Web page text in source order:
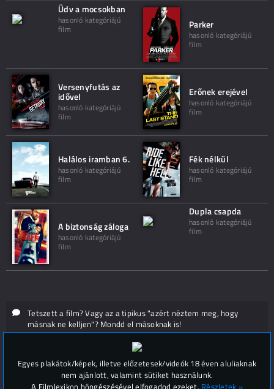
Üdv a mocsokban
hasonló kategóriájú
film Parker
hasonló kategóriájú
film
Versenyfutás az
idővel
hasonló kategóriájú
film
Erőnek erejével
hasonló kategóriájú
film
Halálos iramban 6.
hasonló kategóriájú
film
Fék nélkül
hasonló kategóriájú
film
A biztonság záloga
hasonló kategóriájú
film
Dupla csapda
hasonló kategóriájú
film
Tetszett a film? Vagy az a tipikus "azért néztem meg, hogy
másnak ne kelljen"? Mondd el másoknak is!
Hozzászólások (
Egyes plakátok/képek, illetve előzetesek/videók 18 éven aluliaknak
nem ajánlott, valamint sütiket használunk.
A Filmlexikon böngészésével elfogadod ezeket. Részletek »